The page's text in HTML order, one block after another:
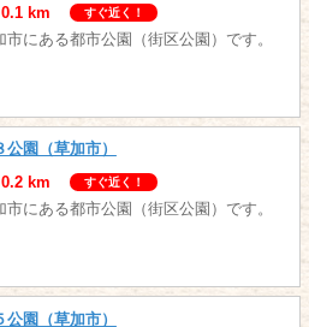
km
すぐ近く！
市にある都市公園（街区公園）です。
園（草加市）
km
すぐ近く！
市にある都市公園（街区公園）です。
園（草加市）